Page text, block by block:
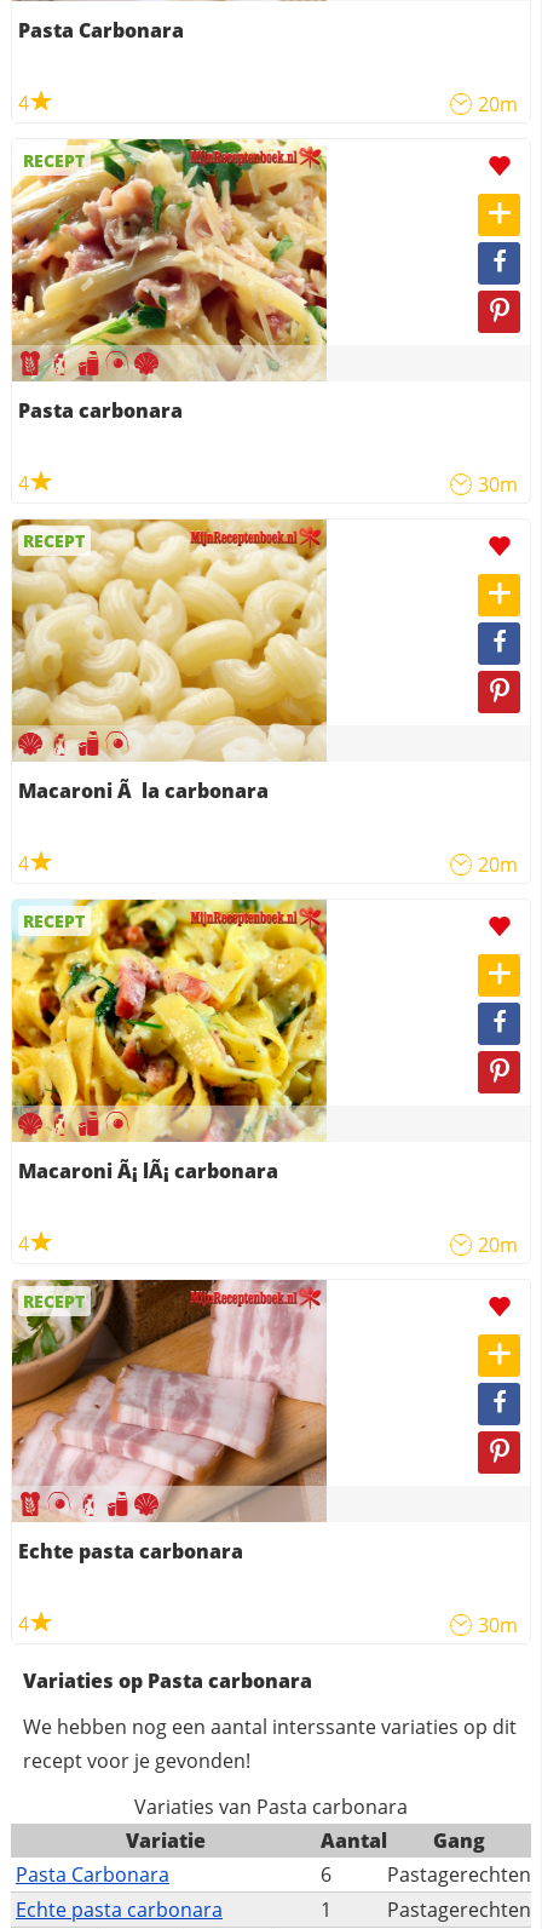
Pasta Carbonara
4 20m
RECEPT
Pasta carbonara
4 30m
RECEPT
Macaroni Ã la carbonara
4 20m
RECEPT
Macaroni Ã¡ lÃ¡ carbonara
4 20m
RECEPT
Echte pasta carbonara
4 30m
Variaties op Pasta carbonara
We hebben nog een aantal interssante variaties op dit
recept voor je gevonden!
Variaties van Pasta carbonara
Variatie
Aantal
Gang
Pasta Carbonara
6
Pastagerechten
Echte pasta carbonara
1
Pastagerechten